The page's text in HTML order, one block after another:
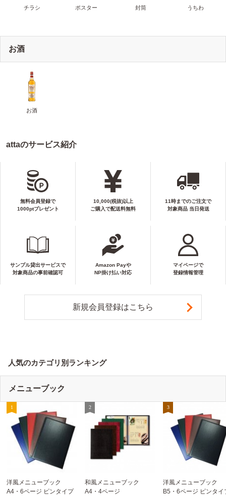
チラシ ポスター 封筒 うちわ
お酒
お酒
attaのサービス紹介
無料会員登録で
1000ptプレゼント
10,000(税抜)以上
ご購入で配送料無料
11時までのご注文で
対象商品 当日発送
サンプル貸出サービスで
対象商品の事前確認可
Amazon Payや
NP掛け払い対応
マイページで
登録情報管理
新規会員登録はこちら
人気のカテゴリ別ランキング
メニューブック
洋風メニューブック
A4・6ページ ピンタイプ
和風メニューブック
A4・4ページ
洋風メニューブック
B5・6ページ ピンタイ